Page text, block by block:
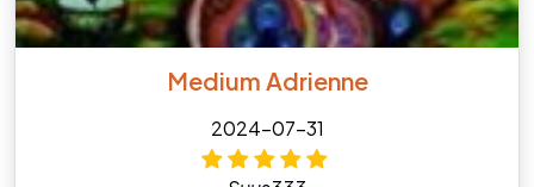
Medium Adrienne
2024-07-31